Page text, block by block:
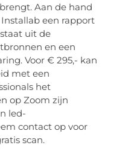
Aan de hand
een rapport
uit de
en een
Voor € 295,- kan
met een
het
op Zoom zijn
led-
contact op voor
scan.